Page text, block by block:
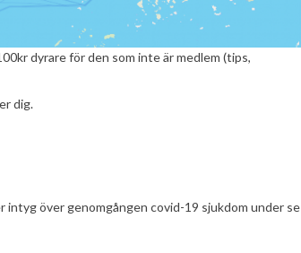
dyrare för den som inte är medlem (tips,
dig.
över genomgången covid-19 sjukdom under se